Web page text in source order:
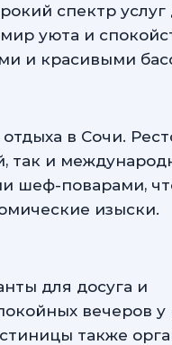
спектр услуг
уюта и
и красивыми
в Сочи.
так и
шеф-поварами,
изыски.
для досуга и
вечеров
также